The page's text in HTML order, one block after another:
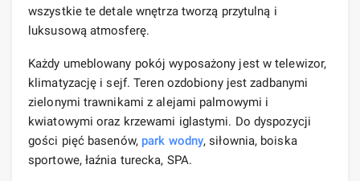
wszystkie te detale wnętrza tworzą przytulną i
luksusową atmosferę.
Każdy umeblowany pokój wyposażony jest w telewizor,
klimatyzację i sejf. Teren ozdobiony jest zadbanymi
zielonymi trawnikami z alejami palmowymi i
kwiatowymi oraz krzewami iglastymi. Do dyspozycji
gości pięć basenów, park wodny, siłownia, boiska
sportowe, łaźnia turecka, SPA.